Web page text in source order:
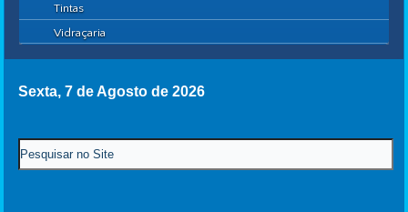
Tintas
Vidraçaria
Sexta, 7 de Agosto de 2026